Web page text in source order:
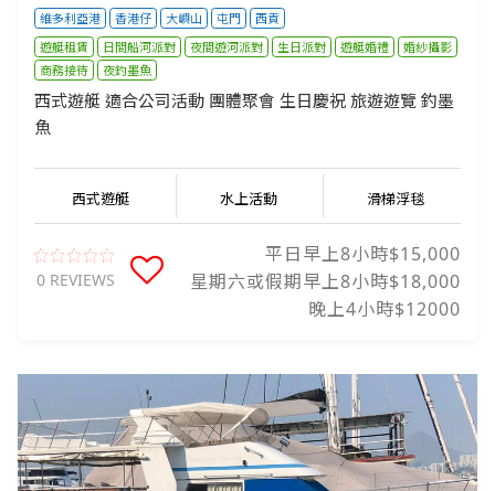
維多利亞港 香港仔 大嶼山 屯門
西貢
遊艇租賃
日間船河派對 夜間遊河派對 生日派對 遊艇婚禮
婚紗攝影
商務接待
夜釣墨魚
西式遊艇 適合公司活動 團體聚會 生日慶祝 旅遊遊覽 釣墨
魚
西式遊艇 水上活動 滑梯浮毯
0 REVIEWS
平日早上8小時$15,000
星期六或假期早上8小時$18,000
晚上4小時$12000